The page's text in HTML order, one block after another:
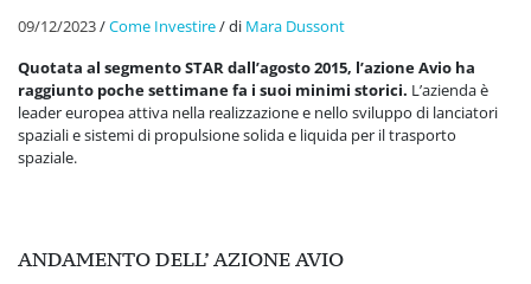
09/12/2023/Come Investire/di Mara Dussont
Quotata al segmento STAR dall’agosto 2015, l’azione Avio ha
raggiunto poche settimane fa i suoi minimi storici. L’azienda è
leader europea attiva nella realizzazione e nello sviluppo di lanciatori
spaziali e sistemi di propulsione solida e liquida per il trasporto
spaziale.
ANDAMENTO DELL’ AZIONE AVIO